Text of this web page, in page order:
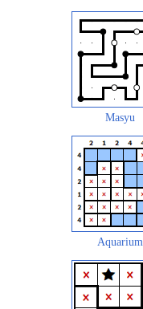
Masyu
Aquarium